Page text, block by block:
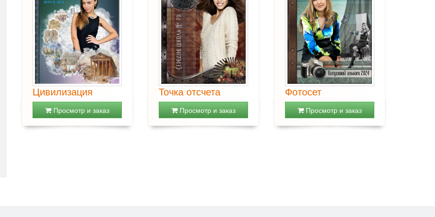
Цивилизация
Просмотр и заказ
Точка отсчета
Просмотр и заказ
Фотосет
Просмотр и заказ